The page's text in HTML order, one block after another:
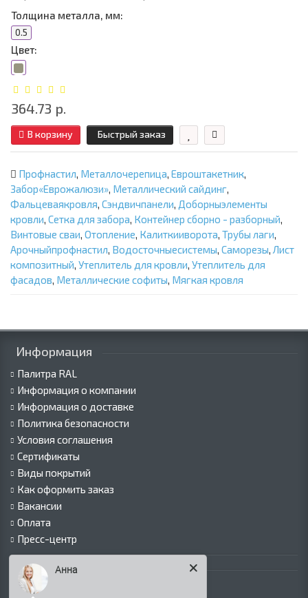
Толщина металла, мм:
0.5
Цвет:
364.73 р.
В корзину Быстрый заказ
Профнастил, Металлочерепица, Евроштакетник,
Забор«Еврожалюзи», Металлический сайдинг,
Фальцеваякровля, Сэндвичпанели, Доборныэлементы
кровли, Сетка для забора, Контейнер сборно - разборный,
Винтовые сваи, Отопление, Калиткииворота, Трубы лаги,
Арочныйпрофнастил, Водосточныесистемы, Саморезы, Лист
композитный, Утеплитель для кровли, Утеплитель для
фасадов, Металлические софиты, Мягкая кровля
Информация
Палитра RAL
Информация о компании
Информация о доставке
Политика безопасности
Условия соглашения
Сертификаты
Виды покрытий
Как оформить заказ
Вакансии
Оплата
Пресс-центр
Каталог продукции
Профнастил для крыши
Анна